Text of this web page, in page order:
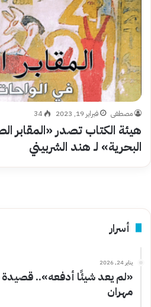
مصطفى فبراير 19, 2023 34
هيئة الكتاب تصدر «المقابر
البحرية» لـ هند الشربيني
أسرار
يناير 24, 2026
«لم يعد شيئًا أدفعه»..
مهران